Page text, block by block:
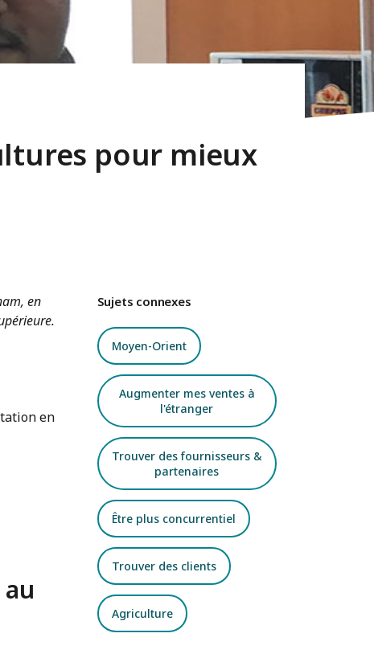
pour mieux
en
en
Sujets connexes
Moyen-Orient
Augmenter mes ventes à
l'étranger
Trouver des fournisseurs &
partenaires
Être plus concurrentiel
Trouver des clients
Agriculture